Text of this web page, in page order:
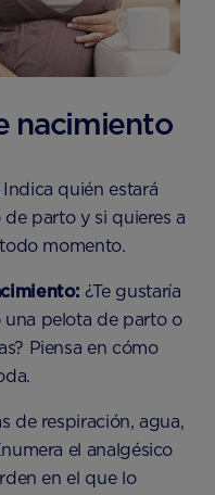
nacimiento
quién estará
parto y si quieres a
momento.
¿Te gustaría
una pelota de parto o
Piensa en cómo
de respiración, agua,
el analgésico
en el que lo